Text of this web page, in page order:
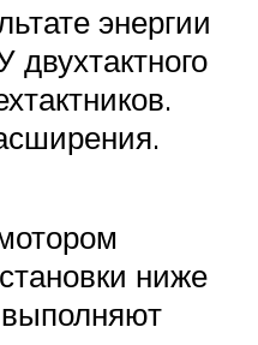
энергии
ниже
выполняют